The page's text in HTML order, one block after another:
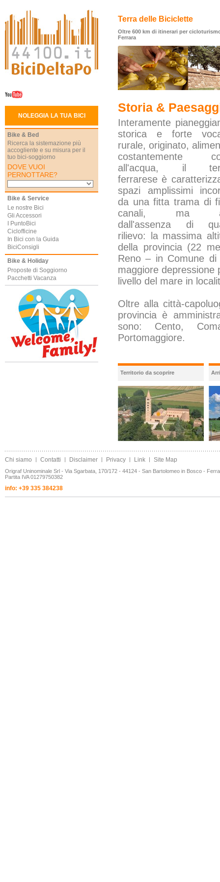
Terra delle Biciclette
Oltre 600 km di itinerari per
Ferrara
NOLEGGIA LA TUA BICI
Bike & Bed
Ricerca la sistemazione più
accogliente e su misura per il
tuo bici-soggiorno
DOVE VUOI
PERNOTTARE?
Bike & Service
Le nostre Bici
Gli Accessori
I PuntoBici
Ciclofficine
In Bici con la Guida
BiciConsigli
Bike & Holiday
Proposte di Soggiorno
Pacchetti Vacanza
Storia &
Interamente
storica e forte
rurale, originato,
costantemente
all'acqua, il
ferrarese è
spazi amplissimi
da una fitta trama di
canali, ma
dall'assenza di
rilievo: la massima
della provincia (22
Reno – in Comune
maggiore depressione
livello del mare in
Oltre alla città-
provincia è
sono: Cento,
Portomaggiore.
Territorio da scoprire
Chi siamo | Contatti | Disclaimer | Privacy | Link | Site Map
Origraf Uninominale Srl - Via Sgarbata, 170/172 - 44124 - San Bartolomeo in Bosco -
Partita IVA 01279750382
info: +39 335 384238